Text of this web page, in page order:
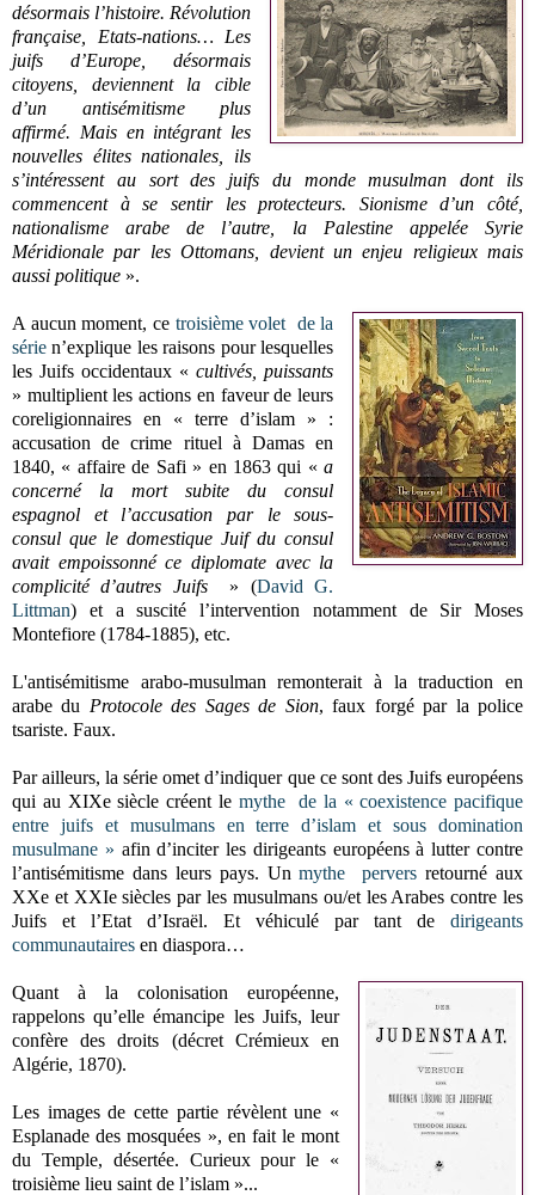
désormais l’histoire. Révolution
française, Etats-nations… Les
juifs d’Europe, désormais
citoyens, deviennent la cible
d’un antisémitisme plus
affirmé. Mais en intégrant les
nouvelles élites nationales, ils
s’intéressent au sort des juifs du monde musulman dont ils
commencent à se sentir les protecteurs. Sionisme d’un côté,
nationalisme arabe de l’autre, la Palestine appelée Syrie
Méridionale par les Ottomans, devient un enjeu religieux mais
aussi politique ».
A aucun moment, ce troisième volet de la
série n’explique les raisons pour lesquelles
les Juifs occidentaux «cultivés, puissants
» multiplient les actions en faveur de leurs
coreligionnaires en « terre d’islam » :
accusation de crime rituel à Damas en
1840, « affaire de Safi » en 1863 qui «a
concerné la mort subite du consul
espagnol et l’accusation par le sous-
consul que le domestique Juif du consul
avait empoissonné ce diplomate avec la
complicité d’autres Juifs» (David G.
Littman) et a suscité l’intervention notamment de Sir Moses
Montefiore (1784-1885), etc.
L'antisémitisme arabo-musulman remonterait à la traduction en
arabe du Protocole des Sages de Sion, faux forgé par la police
tsariste. Faux.
Par ailleurs, la série omet d’indiquer que ce sont des Juifs européens
qui au XIXe siècle créent le mythe de la « coexistence pacifique
entre juifs et musulmans en terre d’islam et sous domination
musulmane » afin d’inciter les dirigeants européens à lutter contre
l’antisémitisme dans leurs pays. Unmythe pervers retourné aux
XXe et XXIe siècles par les musulmans ou/et les Arabes contre les
Juifs et l’Etat d’Israël. Et véhiculé par tant de dirigeants
communautaires en diaspora…
Quant à la colonisation européenne,
rappelons qu’elle émancipe les Juifs, leur
confère des droits (décret Crémieux en
Algérie, 1870).
Les images de cette partie révèlent une «
Esplanade des mosquées », en fait le mont
du Temple, désertée. Curieux pour le «
troisième lieu saint de l’islam »...